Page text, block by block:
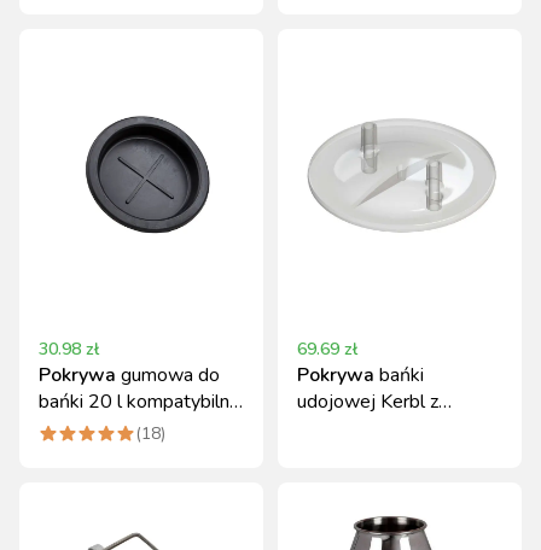
30.98 zł
Pokrywa gumowa do
bańki 20 l kompatybilna
z konwiami udojowymi
(18)
69.69 zł
Pokrywa bańki
udojowej Kerbl z